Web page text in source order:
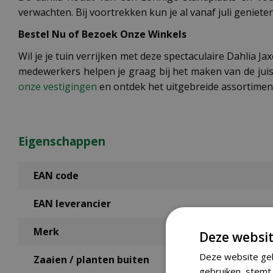
verwachten. Bij voortrekken kun je al vanaf juli
Bestel Nu of Bezoek Onze Winkels
Wil je je tuin verrijken met deze spectaculaire Dahlia
medewerkers helpen je graag bij het maken van de
onze vestigingen en ontdek het uitgebreide
Eigenschappen
EAN code
EAN leverancier
Merk
Zaaien / planten buiten
Deze
Deze website